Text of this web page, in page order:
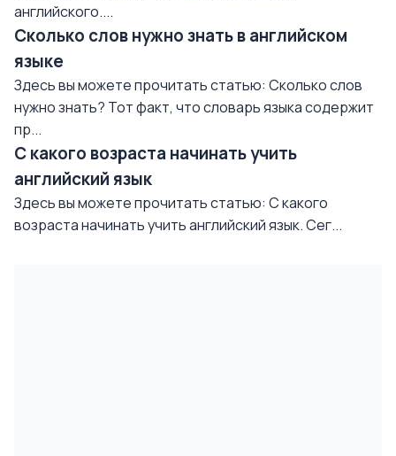
английского....
Сколько слов нужно знать в английском
языке
Здесь вы можете прочитать статью: Сколько слов
нужно знать? Тот факт, что словарь языка содержит
пр...
С какого возраста начинать учить
английский язык
Здесь вы можете прочитать статью: С какого
возраста начинать учить английский язык. Сег...